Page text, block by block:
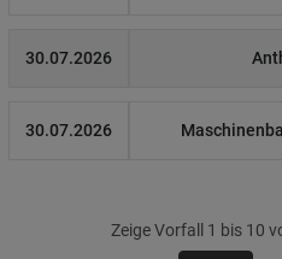
30.07.2026
30.07.2026
Zeige Vorfall 1 bis 10